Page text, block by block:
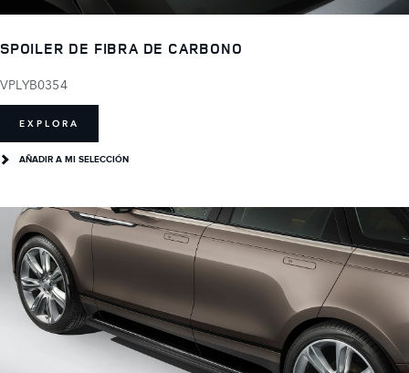
SPOILER DE FIBRA DE CARBONO
VPLYB0354
EXPLORA
AÑADIR A MI SELECCIÓN